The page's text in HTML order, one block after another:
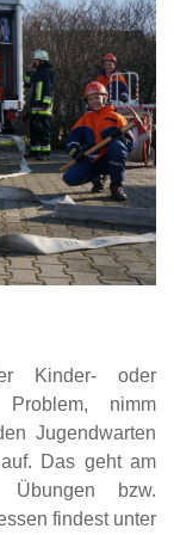
Kinder- oder
Problem, nimm
Jugendwarten
Das geht am
bzw.
findest unter